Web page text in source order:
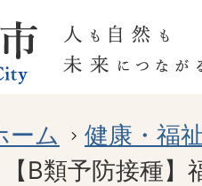
ーム
健康・福
【B類予防接種